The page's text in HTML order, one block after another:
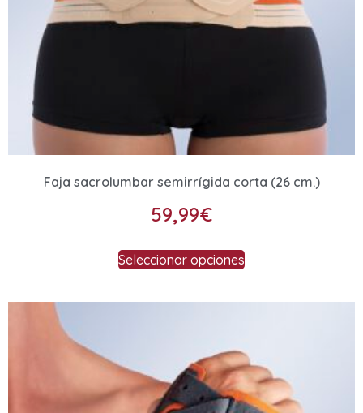
Faja sacrolumbar semirrígida corta (26 cm.)
59,99€
Seleccionar opciones